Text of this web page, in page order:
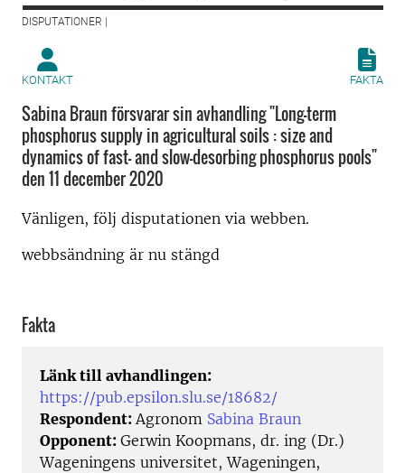
DISPUTATIONER |
KONTAKT FAKTA
Sabina Braun försvarar sin avhandling "Long-term
phosphorus supply in agricultural soils : size and
dynamics of fast- and slow-desorbing phosphorus pools"
den 11 december 2020
Vänligen, följ disputationen via webben.
webbsändning är nu stängd
Fakta
Länk till avhandlingen:
https://pub.epsilon.slu.se/18682/
Respondent:Agronom Sabina Braun
Opponent: Gerwin Koopmans, dr. ing (Dr.)
Wageningens universitet, Wageningen,